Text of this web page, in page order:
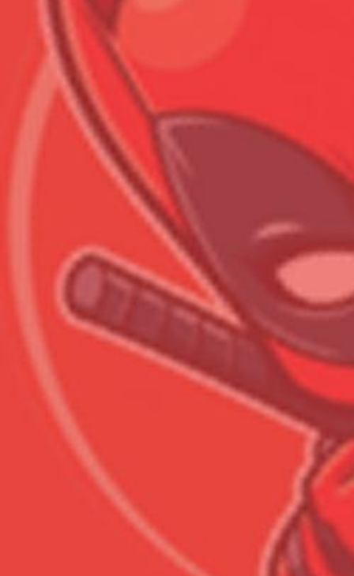
Всего позиций в корзине
Всего товара в корзине
Сумма к оплате (без